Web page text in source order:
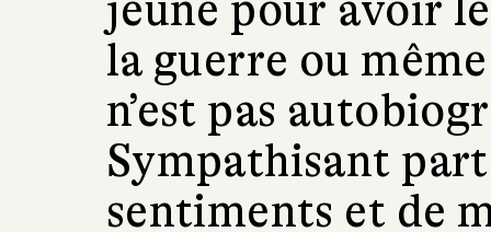
la guerre ou
n’est pas
Sympathisant
sentiments et de